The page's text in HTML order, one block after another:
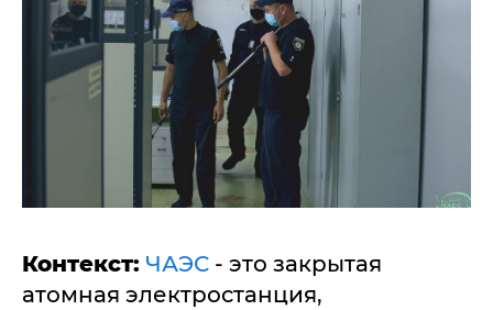
Контекст: ЧАЭС - это закрытая
атомная электростанция,